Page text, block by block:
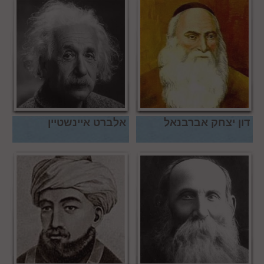
דון יצחק אברבנאל אלברט איינשטיין